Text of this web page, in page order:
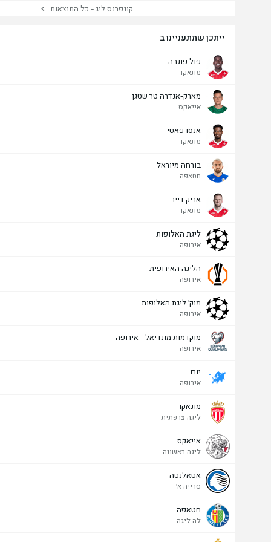
קונפרנס ליג - כל התוצאות
ייתכן שתתעניינו ב
פול פוגבה
מונאקו
מארק-אנדרה טר שטגן
אייאקס
אנסו פאטי
מונאקו
בורחה מיוראל
חטאפה
אריק דייר
מונאקו
ליגת האלופות
אירופה
הליגה האירופית
אירופה
מוק' ליגת האלופות
אירופה
מוקדמות מונדיאל - אירופה
אירופה
יורו
אירופה
מונאקו
ליגה צרפתית
אייאקס
ליגה ראשונה
אטאלנטה
סרייה א'
חטאפה
לה ליגה